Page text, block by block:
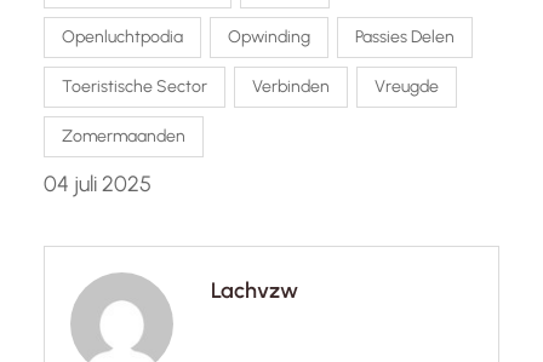
Openluchtpodia Opwinding Passies Delen
Toeristische Sector Verbinden Vreugde
Zomermaanden
04 juli 2025
Lachvzw